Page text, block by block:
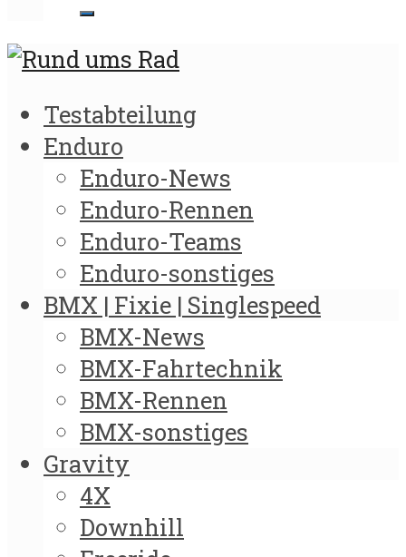
Testabteilung
Enduro
Enduro-News
Enduro-Rennen
Enduro-Teams
Enduro-sonstiges
BMX | Fixie | Singlespeed
BMX-News
BMX-Fahrtechnik
BMX-Rennen
BMX-sonstiges
Gravity
4X
Downhill